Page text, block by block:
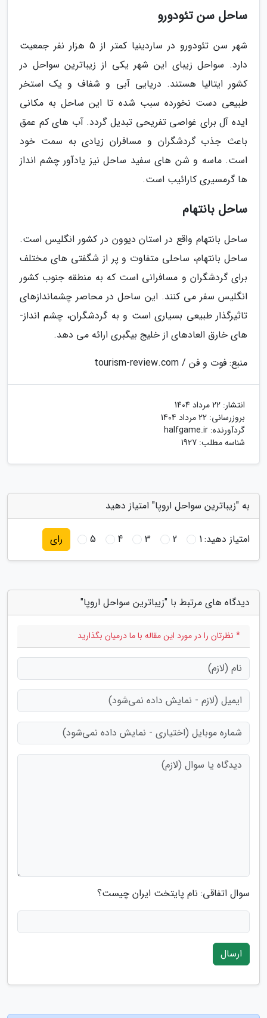
ساحل سن تئودورو
شهر سن تئودورو در ساردینیا کمتر از 5 هزار نفر جمعیت
دارد. سواحل زیبای این شهر یکی از زیباترین سواحل در
کشور ایتالیا هستند. دریایی آبی و شفاف و یک استخر
طبیعی دست نخورده سبب شده تا این ساحل به مکانی
ایده­ آل برای غواصی تفریحی تبدیل گردد. آب­ های کم­ عمق
باعث جذب گردشگران و مسافران زیادی به سمت خود
است. ماسه و شن­ های سفید ساحل نیز یادآور چشم انداز
ها گرمسیری کارائیب است.
ساحل بانتهام
ساحل بانتهام واقع در استان دیوون در کشور انگلیس است.
ساحل بانتهام، ساحلی متفاوت و پر از شگفتی­ های مختلف
برای گردشگران و مسافرانی است که به منطقه جنوب کشور
انگلیس سفر می ­کنند. این ساحل در محاصر چشم­اندازهای
تاثیرگذار طبیعی بسیاری است و به گردشگران، چشم انداز­
های خارق­ العاده­ای از خلیج بیگبری ارائه می­ دهد.
منبع: فوت و فن / tourism-review.com
انتشار: 22 مرداد 1404
بروزرسانی: 22 مرداد 1404
گردآورنده: halfgame.ir
شناسه مطلب: 1927
به "زیباترین سواحل اروپا" امتیاز دهید
امتیاز دهید:1
2
3
4
5 رای
دیدگاه های مرتبط با "زیباترین سواحل اروپا"
* نظرتان را در مورد این مقاله با ما درمیان بگذارید
سوال اتفاقی: نام پایتخت ایران چیست؟
ارسال